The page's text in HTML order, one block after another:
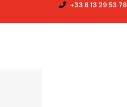
+33 6 13 29 53 78